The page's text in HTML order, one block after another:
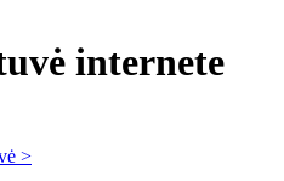
internete
>